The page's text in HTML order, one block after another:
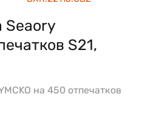
Seaory
S21,
на 450 отпечатков